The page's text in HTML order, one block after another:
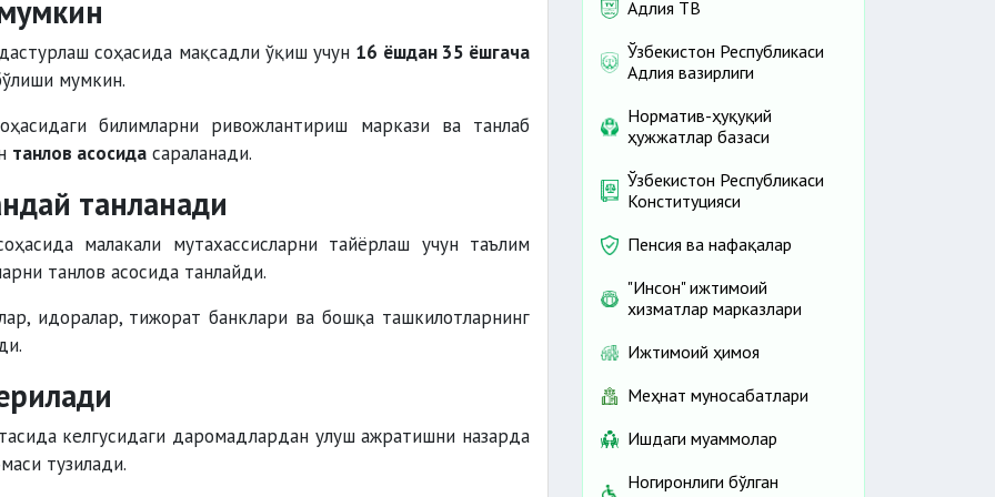
соҳасида мақсадли ўқиш учун 16 ёшдан 35 ёшгача
мумкин.
билимларни ривожлантириш маркази ва танлаб
танлов асосида сараланади.
танланади
малакали мутахассисларни тайёрлаш учун таълим
танлов асосида танлайди.
идоралар, тижорат банклари ва бошқа ташкилотларнинг
келгусидаги даромадлардан улуш ажратишни назарда
тузилади.
Адлия ТВ
Ўзбекистон Республикаси
Адлия вазирлиги
Норматив-ҳуқуқий
ҳужжатлар базаси
Ўзбекистон Республикаси
Конституцияси
Пенсия ва нафақалар
"Инсон" ижтимоий
хизматлар марказлари
Ижтимоий ҳимоя
Меҳнат муносабатлари
Ишдаги муаммолар
Ногиронлиги бўлган